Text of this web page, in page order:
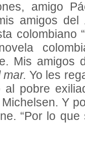
amigo
amigos del
colombiano
Mis amigos
mar.Yo les
al pobre
Michelsen. Y
“Por lo que